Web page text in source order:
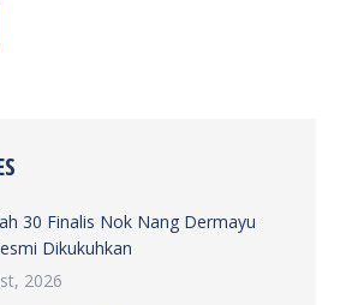
30 Finalis Nok Nang Dermayu
Dikukuhkan
2026